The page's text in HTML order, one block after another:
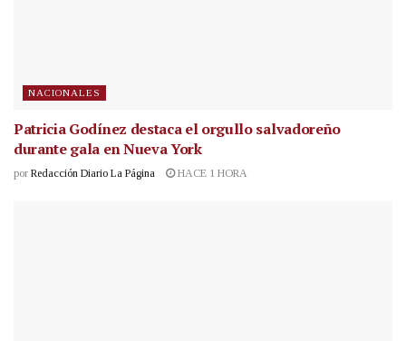
NACIONALES
Patricia Godínez destaca el orgullo salvadoreño
durante gala en Nueva York
por Redacción Diario La Página HACE 1 HORA